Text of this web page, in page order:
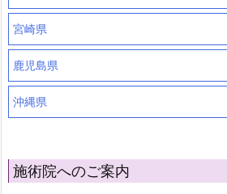
宮崎県
鹿児島県
沖縄県
施術院へのご案内